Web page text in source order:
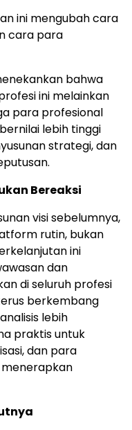
ini mengubah cara
cara para
bahwa
ini melainkan
para profesional
lebih tinggi
strategi, dan
Bereaksi
visi sebelumnya,
rutin, bukan
ini
dan
di seluruh profesi
berkembang
lebih
praktis untuk
dan para